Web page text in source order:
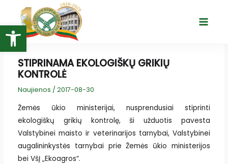
Open toolbar
turinio
Main
STIPRINAMA EKOLOGIŠKŲ GRIKIŲ
KONTROLĖ
Naujienos / 2017-08-30
Žemės ūkio ministerijai, nusprendusiai stiprinti
ekologiškų grikių kontrolę, ši užduotis pavesta
Valstybinei maisto ir veterinarijos tarnybai, Valstybinei
augalininkystės tarnybai prie Žemės ūkio ministerijos
bei VšĮ „Ekoagros“.